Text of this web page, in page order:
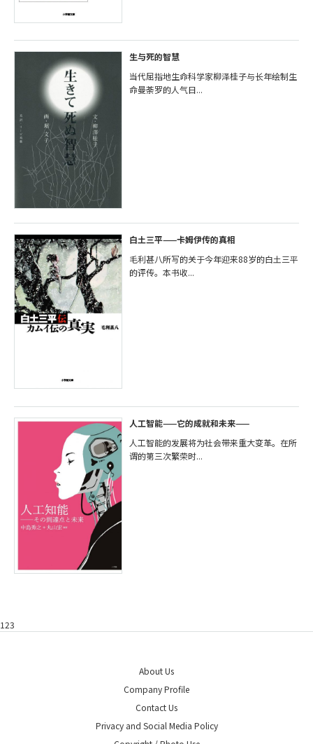
生与死的智慧
当代屈指地生命科学家柳泽桂子与长年绘制生
命曼荼罗的人气日...
白土三平——卡姆伊传的真相
毛利甚八所写的关于今年迎来88岁的白土三平
的评传。本书收...
人工智能——它的成就和未来——
人工智能的发展将为社会带来重大变革。在所
谓的第三次繁荣时...
123
About Us
Company Profile
Contact Us
Privacy and Social Media Policy